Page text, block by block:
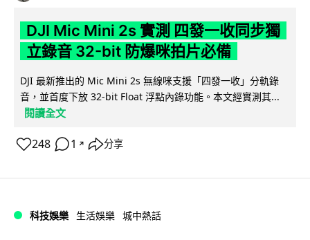
DJI Mic Mini 2s 實測 四發一收同步獨
立錄音 32-bit 防爆咪拍片必備
DJI 最新推出的 Mic Mini 2s 無線咪支援「四發一收」分軌錄
音，並首度下放 32-bit Float 浮點內錄功能。本文經實測其...
閱讀全文
248 1 ↗ 分享
科技娛樂 生活娛樂 城中熱話